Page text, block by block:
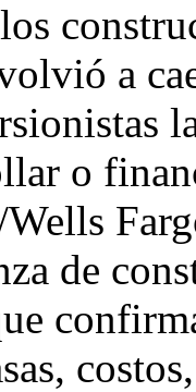
a
o
de